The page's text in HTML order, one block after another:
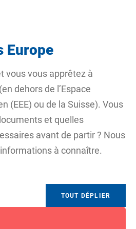
Europe
vous vous apprêtez à
dehors de l’Espace
(EEE) ou de la Suisse). Vous
et quelles
avant de partir ? Nous
à connaître.
TOUT DÉPLIER